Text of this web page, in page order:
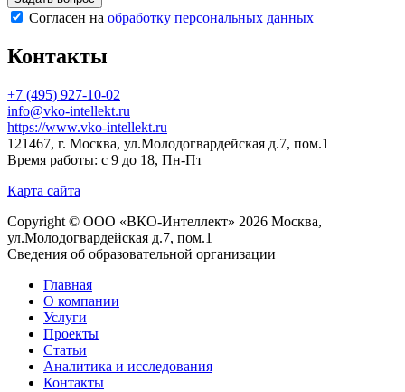
Согласен на обработку персональных данных
Контакты
+7 (495) 927-10-02
info@vko-intellekt.ru
https://www.vko-intellekt.ru
121467, г. Москва, ул.Молодогвардейская д.7, пом.1
Время работы: с 9 до 18, Пн-Пт
Карта сайта
Copyright © ООО «ВКО-Интеллект» 2026 Москва,
ул.Молодогвардейская д.7, пом.1
Сведения об образовательной организации
Главная
О компании
Услуги
Проекты
Статьи
Аналитика и исследования
Контакты